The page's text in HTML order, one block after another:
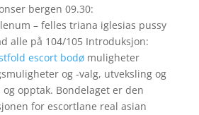
bergen 09.30:
– felles triana iglesias pussy
alle på 104/105 Introduksjon:
escort bodømuligheter
og -valg, utveksling og
opptak. Bondelaget er den
for escortlane real asian